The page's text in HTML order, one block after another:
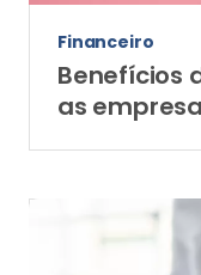
Financeiro
Benefícios
as